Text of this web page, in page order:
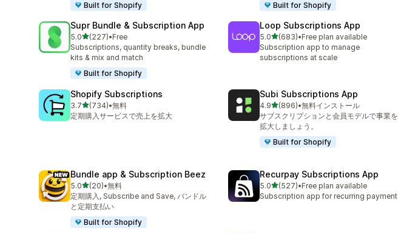
Built for Shopify
Built for Shopify
Supr Bundle & Subscription App
5.05つ星中
(227)
合計レビュー数：227件
•Free
Subscriptions, quantity breaks, bundle
kits & mix and match
Built for Shopify
Loop Subscriptions App
5.05つ星中
(683)
合計レビュー数：683件
•Free plan available
Subscription app to manage
subscriptions at scale
Shopify Subscriptions
3.75つ星中
(734)
合計レビュー数：734件
•無料
定期購入サービスで売上を拡大
Subi Subscriptions App
4.95つ星中
(896)
合計レビュー数：896件
•無料インストール
サブスクリプションと会員モデルで事業を
拡大しましょう。
Built for Shopify
Bundle app & Subscription Beez
5.05つ星中
(20)
合計レビュー数：20件
•無料
定期購入, Subscribe and Save, バンドル
と定期支払い
Built for Shopify
Recurpay Subscriptions App
5.05つ星中
(527)
合計レビュー数：527件
•Free plan available
Subscription app for recurring payment